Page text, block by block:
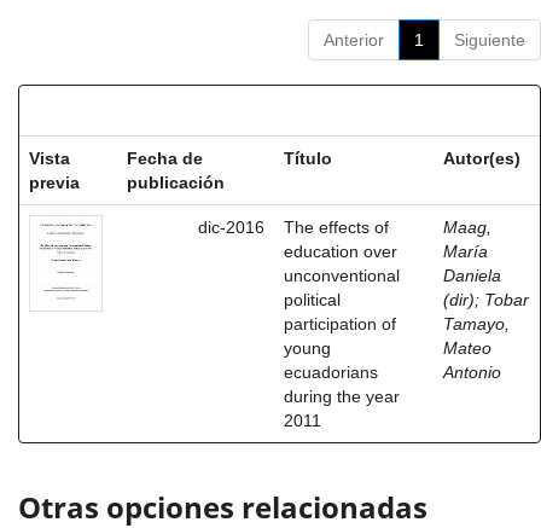
Anterior 1 Siguiente
Vista
previa
Fecha de
publicación
Título Autor(es)
dic-2016
The effects of
education over
unconventional
political
participation of
young
ecuadorians
during the year
2011
Maag,
María
Daniela
(dir); Tobar
Tamayo,
Mateo
Antonio
Otras opciones relacionadas